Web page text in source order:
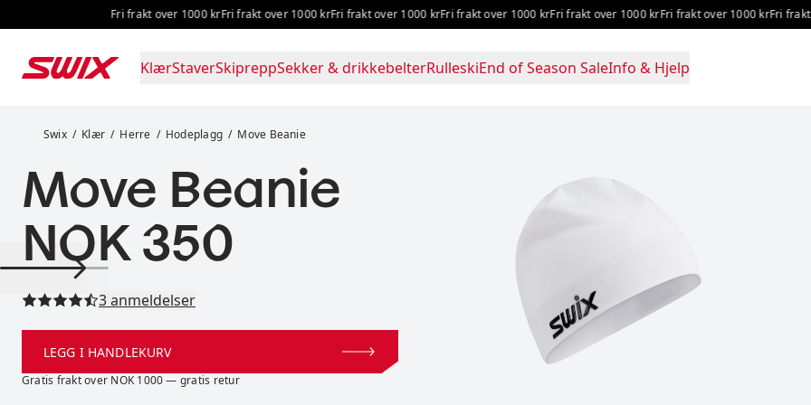
Hopp til innholdFri frakt over 1000 krFri frakt over 1000 krFri frakt over 1000 krFri frakt over 1000 krFri frakt over 1000 krFri frakt over 1000 krFri frakt
KlærStaverSkipreppSekker & drikkebelterRulleskiEnd of Season SaleInfo & Hjelp
Swix Klær Herre Hodeplagg Move Beanie
Move Beanie
Pris:
NOK 350
Les alle anmeldelser
3 anmeldelser
LEGG I HANDLEKURV
Gratis frakt over NOK 1000 — gratis retur